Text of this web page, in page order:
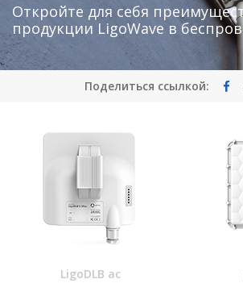
Операторы Связь в сельских
Корпоративный Wi-Fi
Откройте для себя
продукции LigoWave в
Поделиться ссылкой:
LigoDLB ac